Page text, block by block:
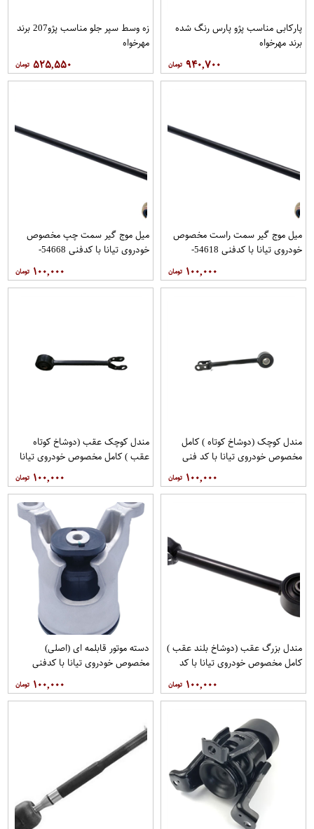
پاركابی مناسب پژو پارس رنگ شده
برند مهرخواه
۹۴۰,۷۰۰
زه وسط سپر جلو مناسب پژو207 برند
مهرخواه
۵۲۵,۵۵۰
میل موج گیر سمت راست مخصوص
خودروی تیانا با کدفنی 54618-
1AA0E برندنیسان موتور فروشگاه
مگاموتور
۱۰۰,۰۰۰
میل موج گیر سمت چپ مخصوص
خودروی تیانا با کدفنی 54668-
1AA0E برندنیسان موتور فروشگاه
مگاموتور
۱۰۰,۰۰۰
مندل کوچک (دوشاخ کوتاه ) کامل
مخصوص خودروی تیانا با کد فنی
فروشگاه مگاموتور
۱۰۰,۰۰۰
مندل کوچک عقب (دوشاخ کوتاه
عقب ) کامل مخصوص خودروی تیانا
با کد فنی 551AO-JN01Aبرند EEP
فروشگاه مگاموتور
۱۰۰,۰۰۰
مندل بزرگ عقب (دوشاخ بلند عقب )
کامل مخصوص خودروی تیانا با کد
فنی 55110-JN00Aبرند EEP فروشگاه
مگاموتور
۱۰۰,۰۰۰
دسته موتور قابلمه ای (اصلی)
مخصوص خودروی تیانا با کدفنی
فروشگاه مگاموتور
۱۰۰,۰۰۰